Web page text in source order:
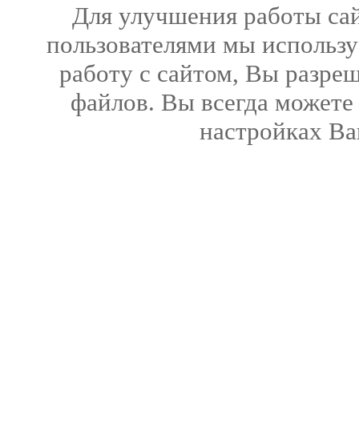
Для улучшения работы
пользователями мы
работу с сайтом, Вы
файлов. Вы всегда
настройках